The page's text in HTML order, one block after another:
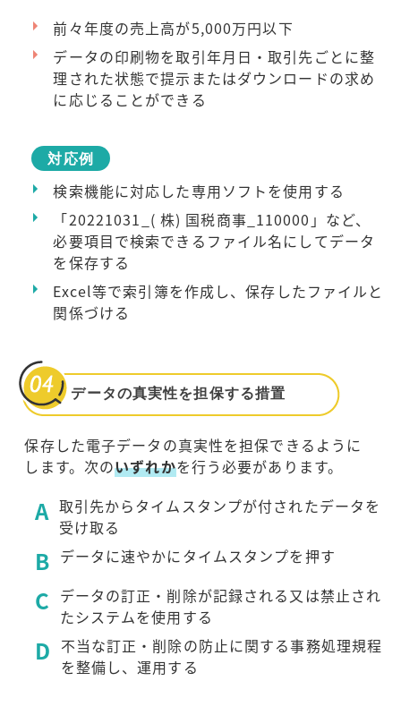
前々年度の売上高が5,000万円以下
データの印刷物を取引年月日・取引先ごとに整
理された状態で提示またはダウンロードの求め
に応じることができる
対応例
検索機能に対応した専用ソフトを使用する
「20221031_( 株) 国税商事_110000」など、
必要項目で検索できるファイル名にしてデータ
を保存する
Excel等で索引簿を作成し、保存したファイルと
関係づける
データの真実性を担保する措置
保存した電子データの真実性を担保できるように
します。次のいずれかを行う必要があります。
A 取引先からタイムスタンプが付されたデータを
受け取る
B データに速やかにタイムスタンプを押す
C データの訂正・削除が記録される又は禁止され
たシステムを使用する
D 不当な訂正・削除の防止に関する事務処理規程
を整備し、運用する